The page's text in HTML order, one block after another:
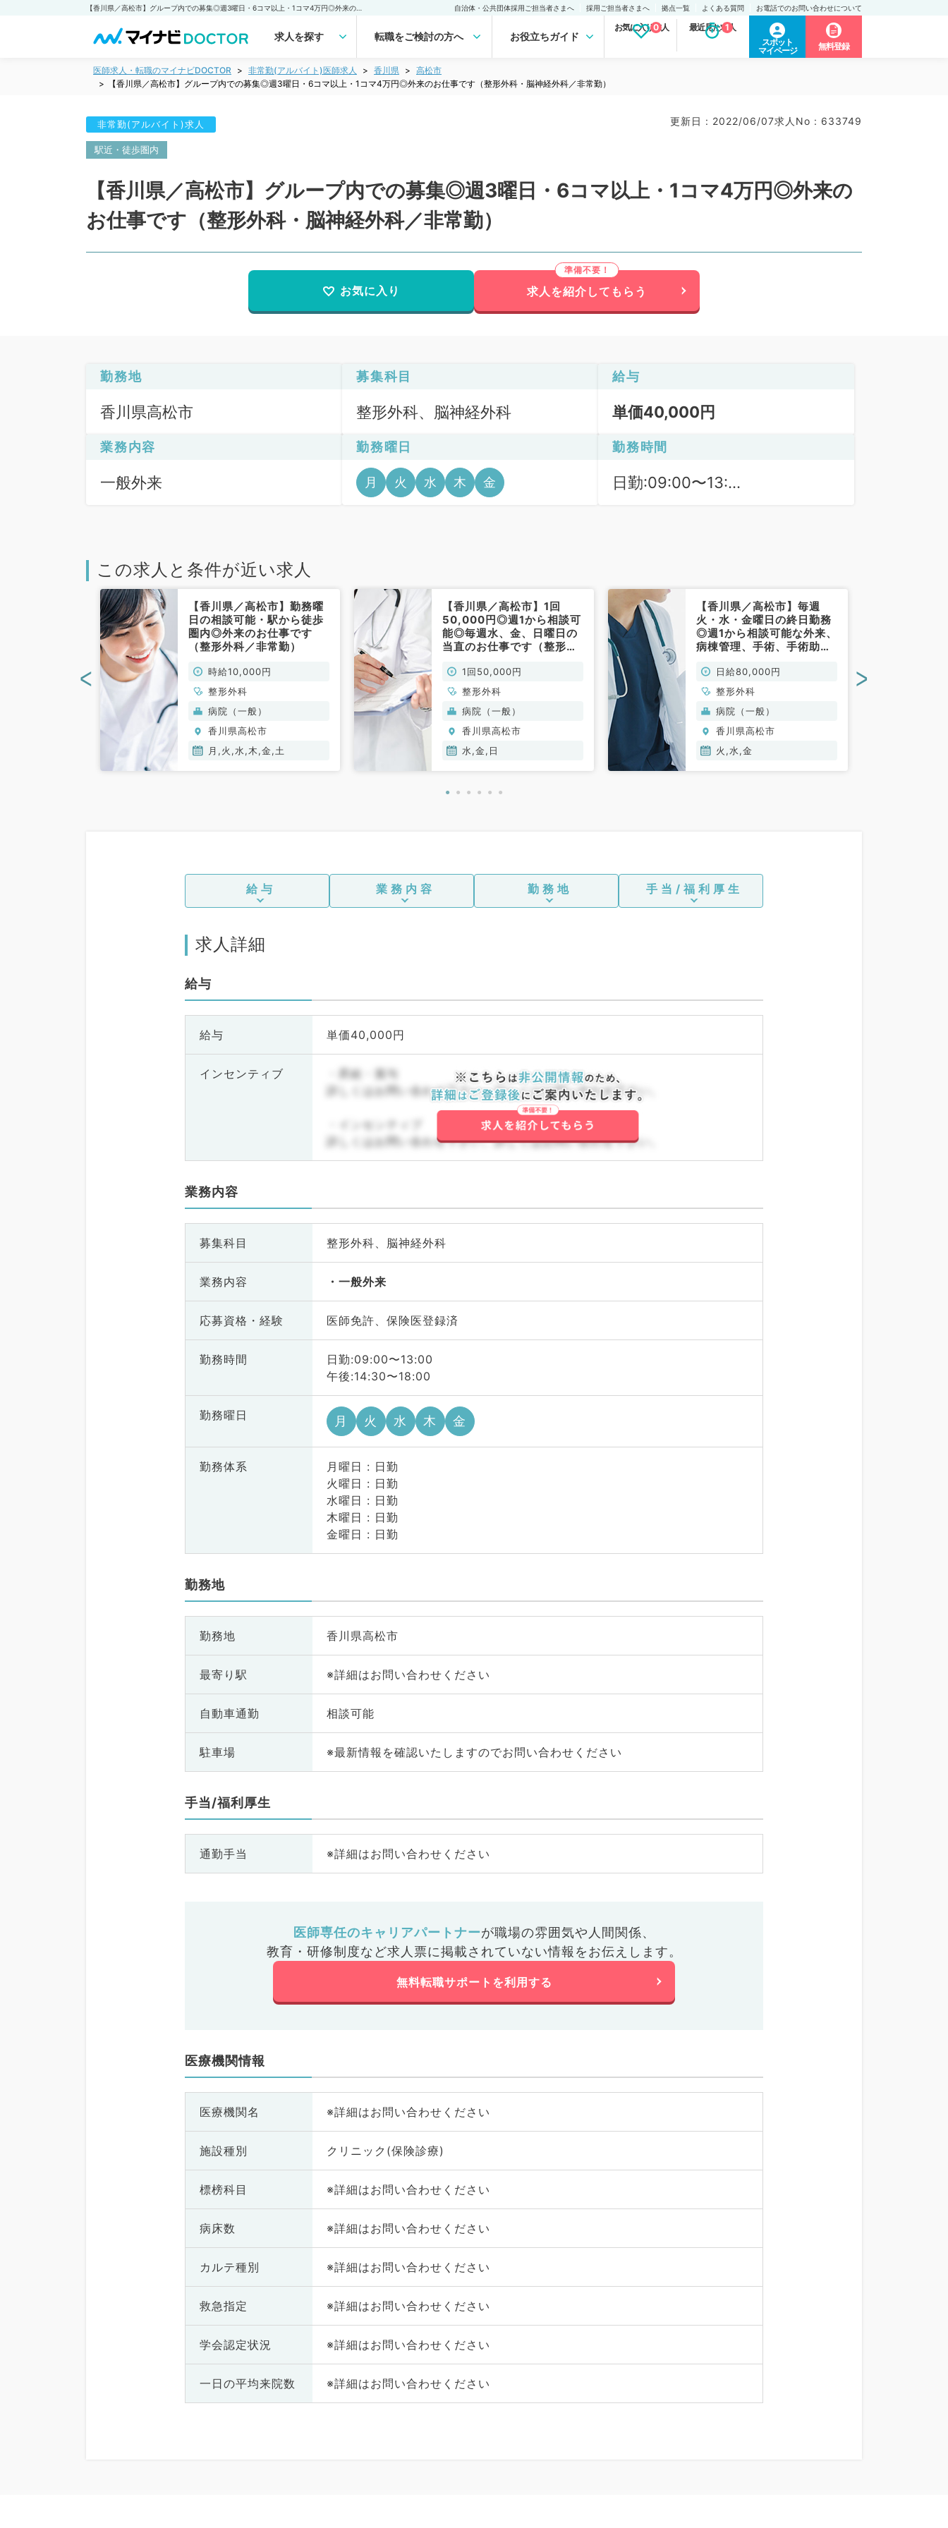
自治体・公共団体採用ご担当者さまへ 採用ご担当者さまへ 拠点一覧 よくある質問 お電話でのお問い合わせについて
求人を探す 転職をご検討の方へ お役立ちガイド
お気に入り求人
0 最近見た求人
1
スポット
マイページ
無料登録
医師求人・転職のマイナビDOCTOR 非常勤(アルバイト)医師求人 香川県
高松市
【香川県／高松市】グループ内での募集◎週3曜日・6コマ以上・1コマ4万円◎外来のお仕事です（整形外科・脳神経外科／非常勤）
非常勤(アルバイト)求人 更新日 : 2022/06/07求人No : 633749
駅近・徒歩圏内
【香川県／高松市】グループ内での募集◎週3曜日・6コマ以上・1コマ4万円◎外来の
お仕事です（整形外科・脳神経外科／非常勤）
お気に入り 求人を紹介してもらう
勤務地
香川県高松市
募集科目
整形外科、脳神経外科
給与
単価40,000円
業務内容
一般外来
勤務曜日
月 火 水 木 金
勤務時間
日勤:09:00〜13:00
この求人と条件が近い求人
【香川県／高松市】勤務曜
日の相談可能・駅から徒歩
圏内◎外来のお仕事です
（整形外科／非常勤）
時給10,000円
整形外科
病院（一般）
香川県高松市
月,火,水,木,金,土
【香川県／高松市】1回
50,000円◎週1から相談可
能◎毎週水、金、日曜日の
当直のお仕事です（整形外
1回50,000円
整形外科
病院（一般）
香川県高松市
水,金,日
【香川県／高松市】毎週
火・水・金曜日の終日勤務
◎週1から相談可能な外来、
病棟管理、手術、手術助手
非常勤）
日給80,000円
整形外科
病院（一般）
香川県高松市
火,水,金
< >
給与 業務内容 勤務地 手当/福利厚生
求人詳細
給与
給与 単価40,000円
インセンティブ
・昇給・賞与
詳しくはお問い合わせ下さい。詳しくはお問い合わせ下さい。
・インセンティブ
詳しくはお問い合わせ下さい。詳しくはお問い合わせ下さい。
業務内容
募集科目 整形外科、脳神経外科
業務内容 一般外来
応募資格・ 経験 医師免許、保険医登録済
勤務時間
日勤:09:00〜13:00
午後:14:30〜18:00
勤務曜日 月 火 水 木 金
勤務体系
月曜日 : 日勤
火曜日 : 日勤
水曜日 : 日勤
木曜日 : 日勤
金曜日 : 日勤
勤務地
勤務地 香川県高松市
最寄り駅 ※詳細はお問い合わせください
自動車通勤 相談可能
駐車場 ※最新情報を確認いたしますのでお問い合わせください
手当/福利厚生
通勤手当 ※詳細はお問い合わせください
医師専任のキャリアパートナーが職場の雰囲気や人間関係、
教育・研修制度など求人票に掲載されていない情報をお伝えします。
無料転職サポートを利用する
医療機関情報
医療機関名 ※詳細はお問い合わせください
施設種別 クリニック(保険診療)
標榜科目 ※詳細はお問い合わせください
病床数 ※詳細はお問い合わせください
カルテ種別 ※詳細はお問い合わせください
救急指定 ※詳細はお問い合わせください
学会認定状況 ※詳細はお問い合わせください
一日の平均来院数 ※詳細はお問い合わせください